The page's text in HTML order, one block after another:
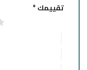
تقييمك*